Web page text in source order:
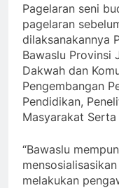
Pagelaran seni
pagelaran
dilaksanakannya
Bawaslu Provinsi
Dakwah dan
Pengembangan
Pendidikan,
Masyarakat Serta
“Bawaslu
melakukan